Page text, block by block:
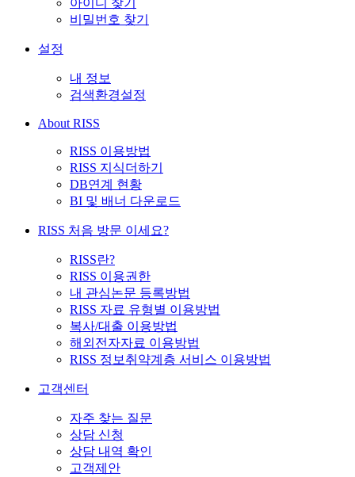
아이디 찾기
비밀번호 찾기
설정
내 정보
검색환경설정
About RISS
RISS 이용방법
RISS 지식더하기
DB연계 현황
BI 및 배너 다운로드
RISS 처음 방문 이세요?
RISS란?
RISS 이용권한
내 관심논문 등록방법
RISS 자료 유형별 이용방법
복사/대출 이용방법
해외전자자료 이용방법
RISS 정보취약계층 서비스 이용방법
고객센터
자주 찾는 질문
상담 신청
상담 내역 확인
고객제안